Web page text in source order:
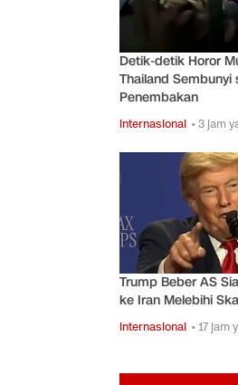
Detik-detik Horor
Thailand Sembunyi
Penembakan
Internasional • 3 jam
Trump Beber AS
ke Iran Melebihi
Internasional • 17 jam